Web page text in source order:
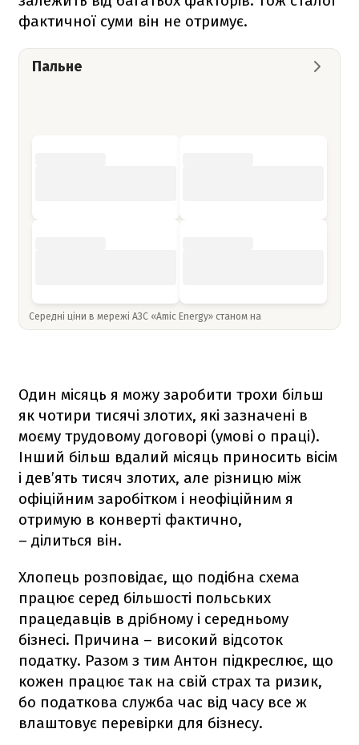
фактичної суми він не отримує.
Пальне
Середні ціни в мережі АЗС «Amic Energy» станом на
Один місяць я можу заробити трохи більш
як чотири тисячі злотих, які зазначені в
моєму трудовому договорі (умові о праці).
Інший більш вдалий місяць приносить вісім
і дев’ять тисяч злотих, але різницю між
офіційним заробітком і неофіційним я
отримую в конверті фактично,
– ділиться він.
Хлопець розповідає, що подібна схема
працює серед більшості польських
працедавців в дрібному і середньому
бізнесі. Причина – високий відсоток
податку. Разом з тим Антон підкреслює, що
кожен працює так на свій страх та ризик,
бо податкова служба час від часу все ж
влаштовує перевірки для бізнесу.